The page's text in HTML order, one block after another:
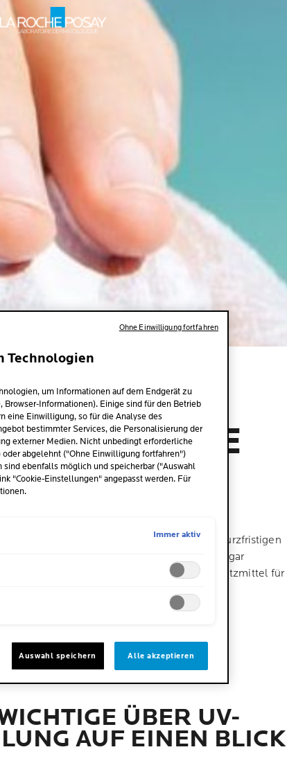
IHRE
IST
FÜR DEINE
negativ auf deine Haut auswirken. Zu den kurzfristigen
sie vorzeitige Hautalterung und sogar
und wie du das richtige Sonnenschutzmittel für
ÜBER UV-
AUF EINEN BLICK
Technologien
um Informationen auf dem Endgerät zu
Informationen). Einige sind für den Betrieb
eine Einwilligung, so für die Analyse des
bestimmter Services, die Personalisierung der
externer Medien. Nicht unbedingt erforderliche
abgelehnt ("Ohne Einwilligung fortfahren")
ebenfalls möglich und speicherbar ("Auswahl
"Cookie-Einstellungen" angepasst werden. Für
Immer aktiv
Auswahl speichern Alle akzeptieren
Ohne Einwilligung fortfahren